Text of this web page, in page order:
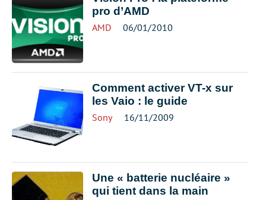
pro d’AMD
AMD 06/01/2010
Comment activer VT-x sur
les Vaio : le guide
Sony 16/11/2009
Une « batterie nucléaire »
qui tient dans la main